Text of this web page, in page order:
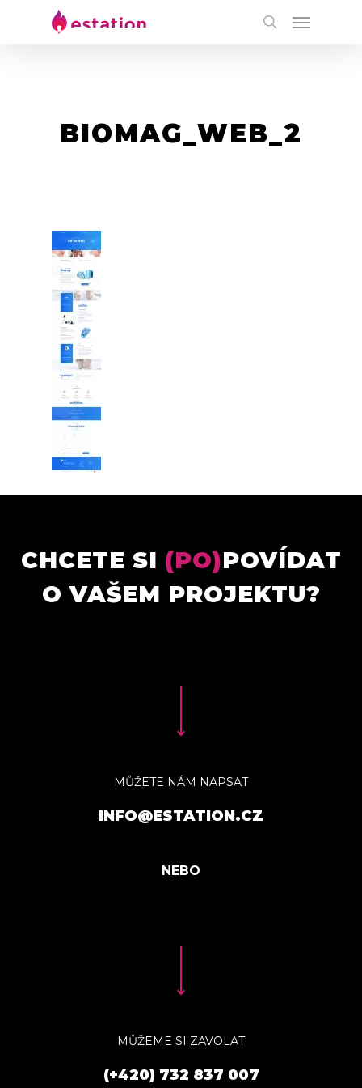
BIOMAG_WEB_2
CHCETE SI (PO)POVÍDAT
O VAŠEM PROJEKTU?
MŮŽETE NÁM NAPSAT
INFO@ESTATION.CZ
MŮŽEME SI ZAVOLAT
(+420) 732 837 007